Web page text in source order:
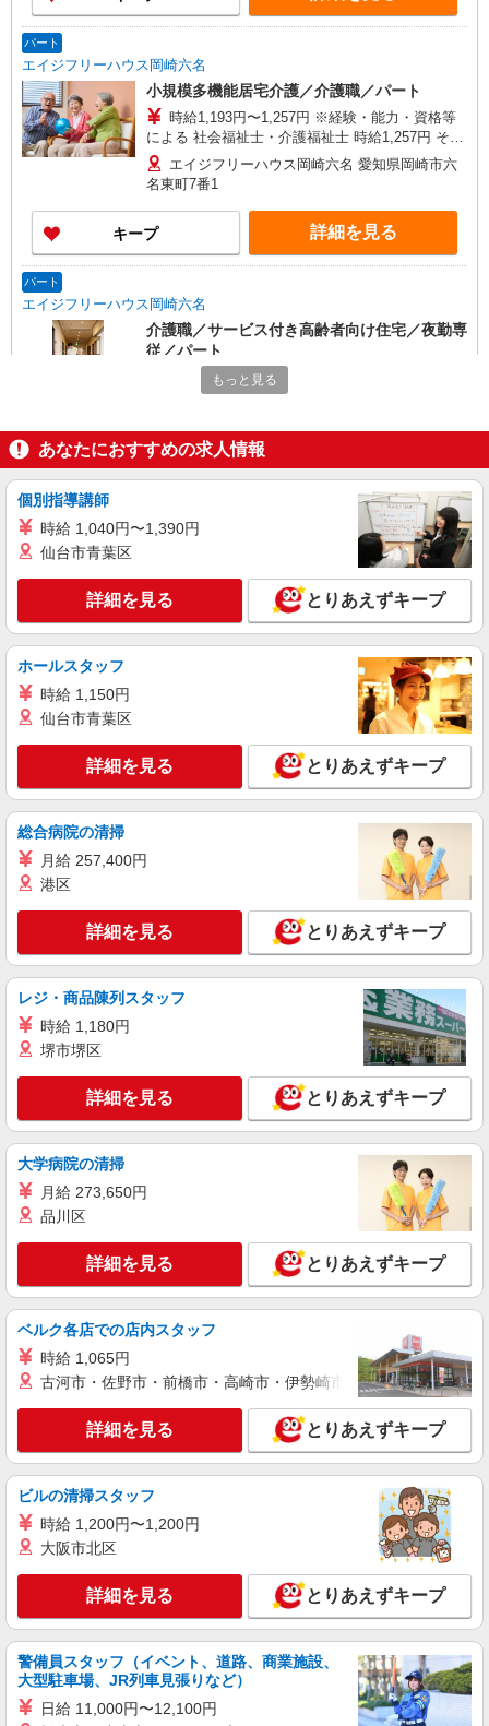
パート
エイジフリーハウス岡崎六名
小規模多機能居宅介護／介護職／パート
時給1,193円〜1,257円 ※経験・能力・資格等
による 社会福祉士・介護福祉士 時給1,257円 その
他資格 時給1,193円 ※一律処遇改善加算含む 〇時
間外勤務手当 〇土日祝勤務手当 〇夜勤手当 〇深
夜勤務手当 〇年末年始勤務手当 〇早朝7:00〜
8:00/夜間18:00〜20:00は時給25％UP
エイジフリーハウス岡崎六名 愛知県岡崎市六
名東町7番1
キープ 詳細を見る
パート
エイジフリーハウス岡崎六名
介護職／サービス付き高齢者向け住宅／夜勤専
従／パート
時給1,193円〜1,257円 ※経験・能力・資格等
による 社会福祉士・介護福祉士 時給1,257円 その
間外勤務手当 〇土日祝勤務手当 〇夜勤手当 〇年
末年始勤務手当
名東町7番1
詳細を見る
パート
エイジフリーハウス岡崎六名
サービス付き高齢者向け住宅／介護職／早出の
み
時給1,193円〜1,257円 ※経験・能力・資格等
による 社会福祉士・介護福祉士 時給1,257円 その
他資格 時給1,193円 ※一律処遇改善加算含む 〇時
間外勤務手当 〇土日祝勤務手当 〇夜勤手当 〇深
夜勤務手当 〇年末年始勤務手当 〇早朝7:00〜
8:00/夜間18:00〜20:00は時給25％UP
エイジフリーハウス岡崎六名 愛知県岡崎市六
キープ 詳細を見る
パート
エイジフリーハウス岡崎六名
サービス付き高齢者向け住宅／介護職／遅出の
み
時給1,193円〜1,257円 ※経験・能力・資格等
による 社会福祉士・介護福祉士 時給1,257円 その
他資格 時給1,193円 ※一律処遇改善加算含む 〇時
間外勤務手当 〇土日祝勤務手当 〇夜勤手当 〇深
夜勤務手当 〇年末年始勤務手当 〇早朝7:00〜
8:00/夜間18:00〜20:00は時給25％UP
エイジフリーハウス岡崎六名 愛知県岡崎市六
名東町7番1
詳細を見る
パート
サービス付き高齢者向け住宅／介護職／10-14
時
時給1,193円〜1,257円 ※経験・能力・資格等
による 社会福祉士・介護福祉士 時給1,257円 その
他資格 時給1,193円 ※一律処遇改善加算含む 〇時
間外勤務手当 〇土日祝勤務手当 〇夜勤手当 〇深
夜勤務手当 〇年末年始勤務手当 〇早朝7:00〜
8:00/夜間18:00〜20:00は時給25％UP
エイジフリーハウス岡崎六名 愛知県岡崎市六
キープ 詳細を見る
パート
サービス付き高齢者向け住宅／介護職／7-10
時給1,193円〜1,257円 ※経験・能力・資格等
による ※一律処遇改善加算含む 〇時間外勤務手当
〇土日祝勤務手当 〇夜勤手当 〇深夜勤務手当 〇
年末年始勤務手当 〇早朝7:00〜8:00/夜間18:00〜
20:00は時給25％UP
エイジフリーハウス岡崎六名 愛知県岡崎市六
キープ 詳細を見る
エイジフリーハウス岡崎六名
介護職／サービス付き高齢者向け住宅／正社員
月給25万7330円〜26万3510円 ※経験・能力・
資格等による 介護福祉士 月給 25万7330円 社会福
祉士 月給 26万3510円 ※一律処遇改善加算含む ※
もっと見る
あなたにおすすめの求人情報
個別指導講師
時給 1,040円〜1,390円
仙台市青葉区
詳細を見る とりあえずキープ
ホールスタッフ
時給 1,150円
仙台市青葉区
詳細を見る とりあえずキープ
総合病院の清掃
月給 257,400円
港区
詳細を見る とりあえずキープ
レジ・商品陳列スタッフ
時給 1,180円
堺市堺区
詳細を見る とりあえずキープ
大学病院の清掃
月給 273,650円
品川区
詳細を見る とりあえずキープ
ベルク各店での店内スタッフ
時給 1,065円
古河市・佐野市・前橋市・高崎市・伊勢崎市・太田市・館林市
詳細を見る とりあえずキープ
ビルの清掃スタッフ
時給 1,200円〜1,200円
大阪市北区
詳細を見る とりあえずキープ
警備員スタッフ（イベント、道路、商業施設、
大型駐車場、JR列車見張りなど）
日給 11,000円〜12,100円